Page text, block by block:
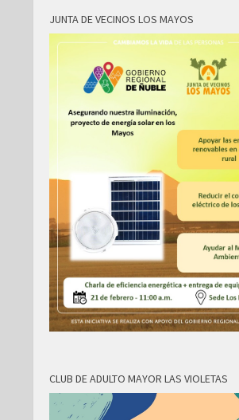
JUNTA DE VECINOS LOS MAYOS
CLUB DE ADULTO MAYOR LAS VIOLETAS